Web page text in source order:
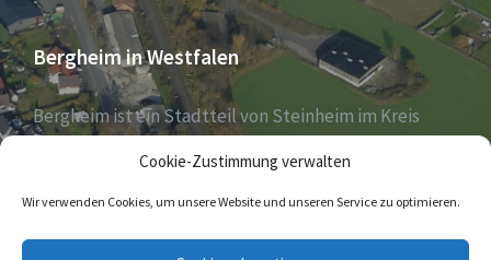
Cookie-Zustimmung verwalten
Wir verwenden Cookies, um unsere Website und unseren Service zu optimieren.
Bergheim in Westfalen
Bergheim ist ein Stadtteil von Steinheim im Kreis
Höxter, Nordrhein-Westfalen, und zählt aktuell 1030
Einwohner – Stand 31. Dezember 2018.